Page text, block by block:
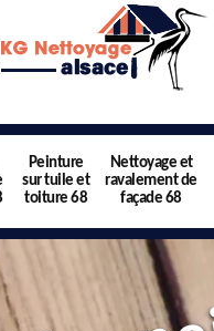
Peinture
sur tuile et
toiture 68
Nettoyage et
ravalement de
façade 68